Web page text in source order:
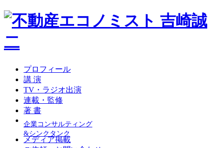
プロフィール
講 演
TV・ラジオ出演
連載・監修
著 書
企業コンサルティング
&シンクタンク
メディア掲載